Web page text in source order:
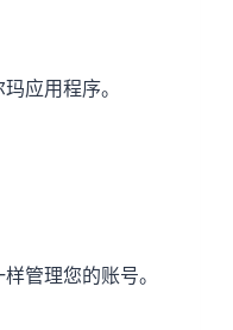
应用程序。
管理您的账号。